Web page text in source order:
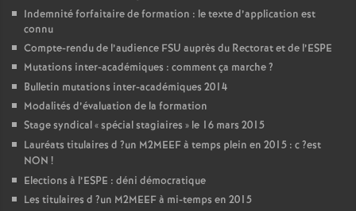
Indemnité forfaitaire de formation : le texte d’application est
connu
Compte-rendu de l’audience FSU auprès du Rectorat et de l’ESPE
Mutations inter-académiques : comment ça marche?
Bulletin mutations inter-académiques 2014
Modalités d’évaluation de la formation
Stage syndical «spécial stagiaires » le 16 mars 2015
Lauréats titulaires d ?un M2MEEFà temps plein en 2015 : c?est
NON !
Elections à l’ESPE : déni démocratique
Les titulaires d ?un M2MEEFà mi-temps en 2015